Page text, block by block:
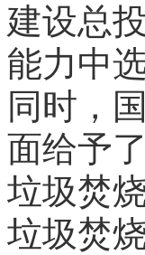
建设总
能力中
同时，
面给予
垃圾焚
垃圾焚